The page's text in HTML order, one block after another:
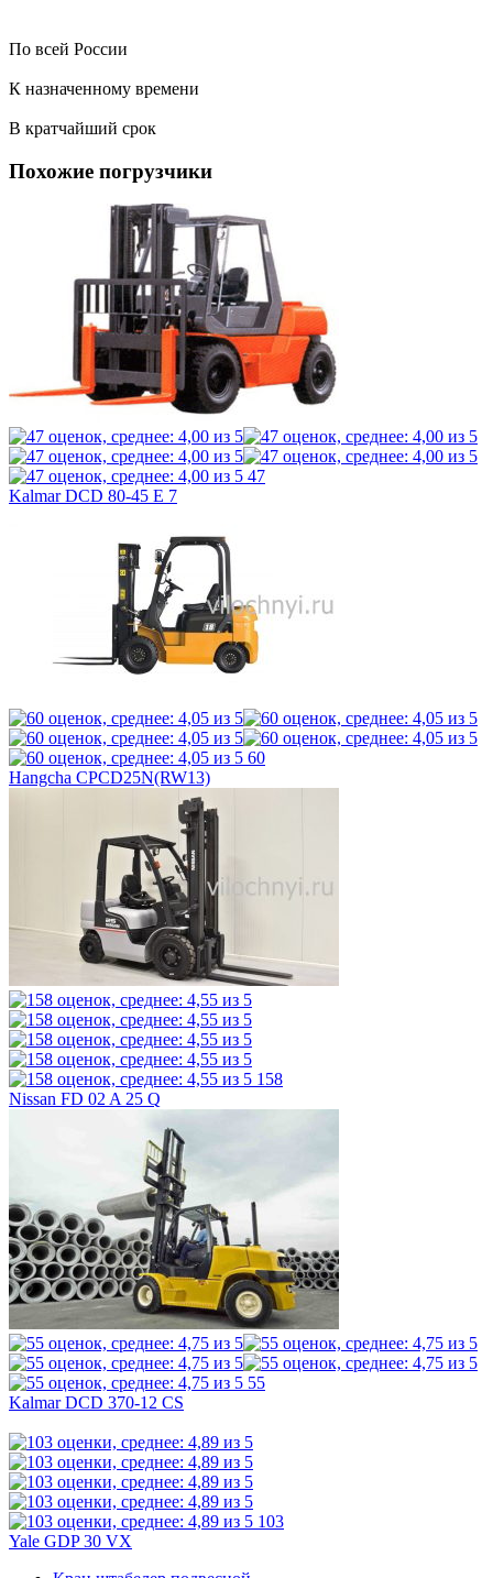
По всей России
К назначенному времени
В кратчайший срок
Похожие погрузчики
47
Kalmar DCD 80-45 E 7
60
Hangcha CPCD25N(RW13)
158
Nissan FD 02 A 25 Q
55
Kalmar DCD 370-12 CS
103
Yale GDP 30 VX